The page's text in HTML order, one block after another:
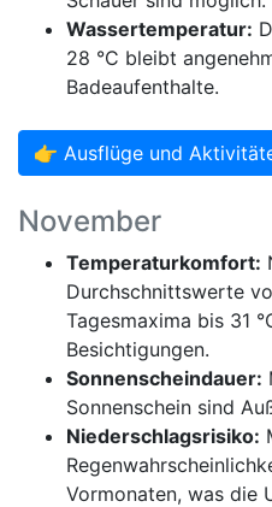
Wassertemperatur:
28 °C bleibt
Badeaufenthalte.
👉 Ausflüge und
November
Temperaturkomfort:
Durchschnittswerte
Tagesmaxima bis 31
Besichtigungen.
Sonnenscheindauer:
Sonnenschein sind
Niederschlagsrisiko:
Vormonaten, was die